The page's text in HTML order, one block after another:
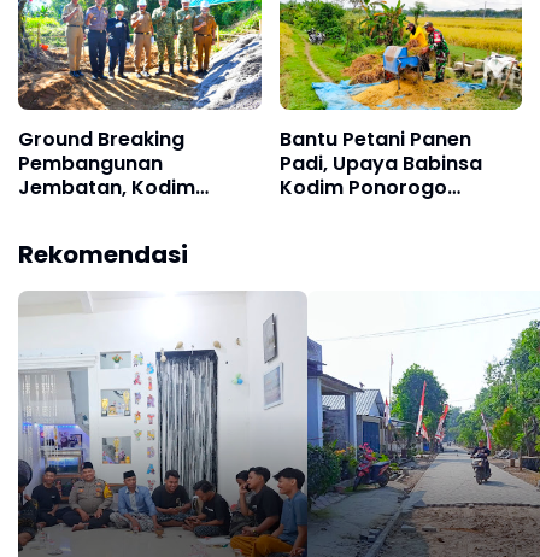
Ground Breaking
Pembangunan
Jembatan, Kodim
Prioritas Pemerintah
Bantu Petani Panen
Padi, Upaya Babinsa
Kodim Ponorogo
Rekomendasi